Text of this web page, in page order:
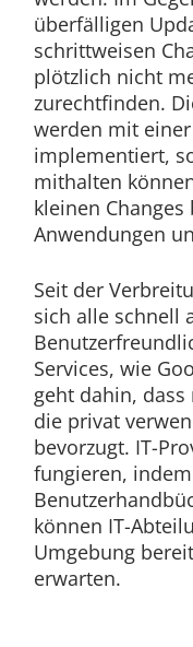
überfälligen
schrittweisen
plötzlich nicht
zurechtfinden.
werden mit
implementiert,
mithalten
kleinen
Anwendungen
Seit der
sich alle schnell
Services, wie
geht dahin,
die privat
bevorzugt. IT-
fungieren,
können IT-
Umgebung
erwarten.